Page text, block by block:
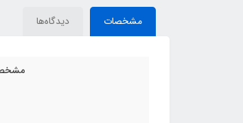
مشخصات دیدگاه‌ها